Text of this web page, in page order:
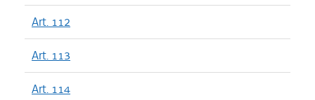
Art. 112
Art. 113
Art. 114